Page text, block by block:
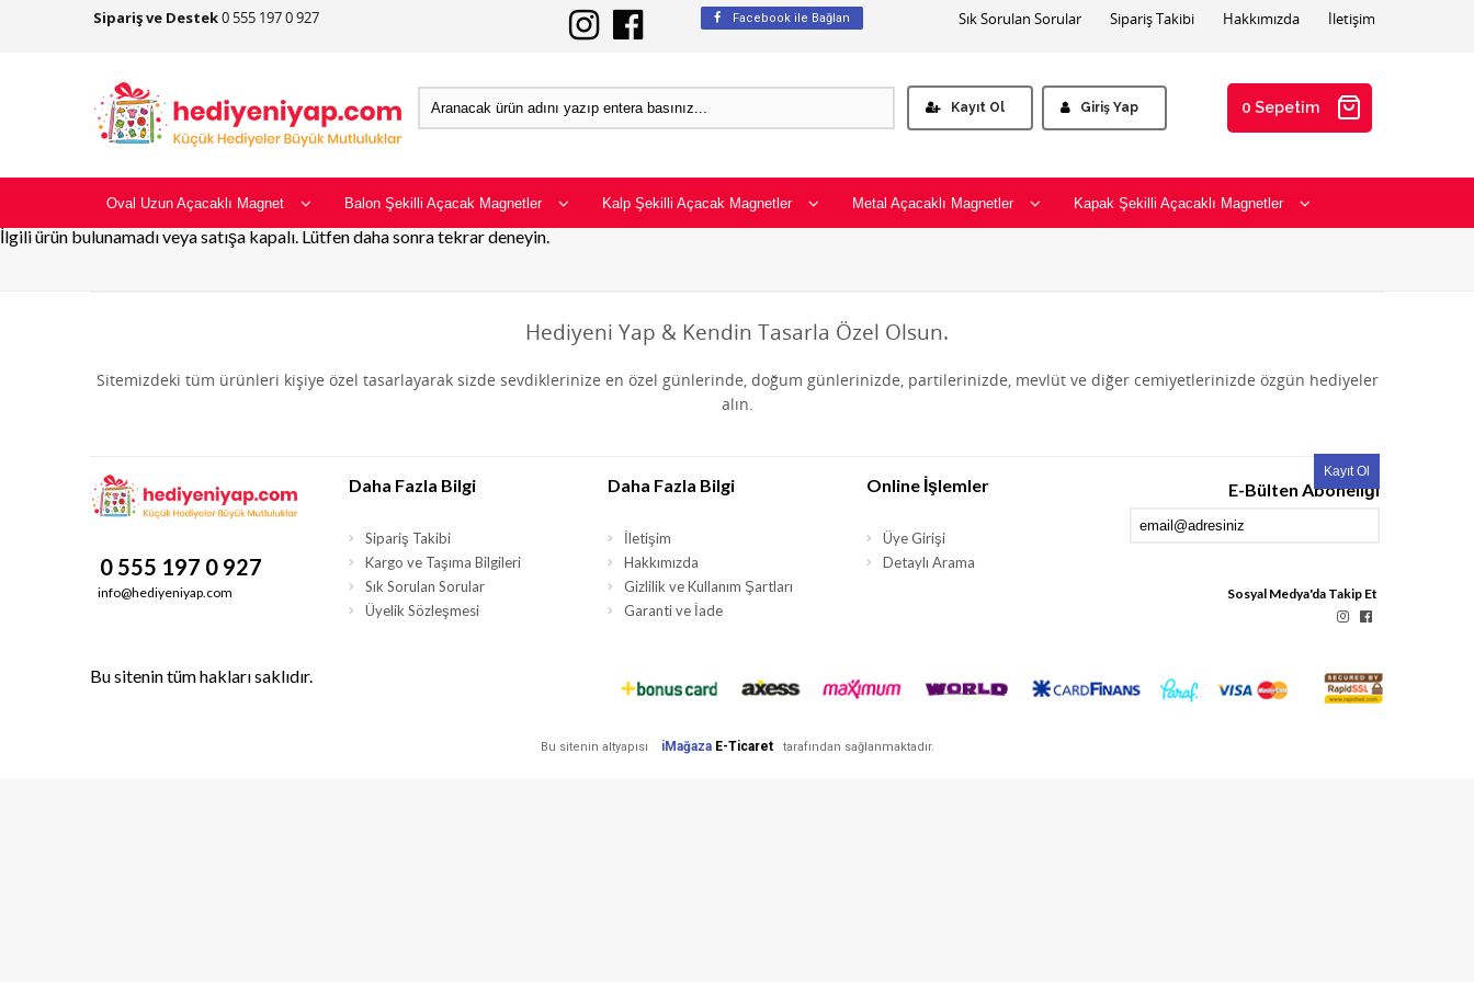
Sipariş ve Destek0 555 197 0 927 Facebook ile Bağlan İletişim
Hakkımızda
Sipariş Takibi
Sık Sorulan Sorular
Kayıt Ol Giriş Yap 0 Sepetim
Oval Uzun Açacaklı Magnet Balon Şekilli Açacak Magnetler Kalp Şekilli Açacak Magnetler Metal Açacaklı Magnetler Kapak Şekilli Açacaklı Magnetler
İlgili ürün bulunamadı veya satışa kapalı. Lütfen daha sonra tekrar deneyin.
Hediyeni Yap & Kendin Tasarla Özel Olsun.
Sitemizdeki tüm ürünleri kişiye özel tasarlayarak sizde sevdiklerinize en özel günlerinde, doğum günlerinizde, partilerinizde, mevlüt ve diğer cemiyetlerinizde özgün hediyeler
alın.
0 555 197 0 927
info@hediyeniyap.com
Daha Fazla Bilgi
Sipariş Takibi
Kargo ve Taşıma Bilgileri
Sık Sorulan Sorular
Üyelik Sözleşmesi
Daha Fazla Bilgi
İletişim
Hakkımızda
Gizlilik ve Kullanım Şartları
Garanti ve İade
Online İşlemler
Üye Girişi
Detaylı Arama
E-Bülten Aboneliği
Sosyal Medya'da Takip Et
Bu sitenin tüm hakları saklıdır.
Bu sitenin altyapısı iMağaza E-Ticaret tarafından sağlanmaktadır.